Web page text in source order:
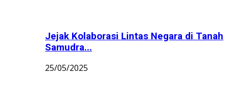
Jejak Kolaborasi Lintas Negara di Tanah
Samudra...
25/05/2025